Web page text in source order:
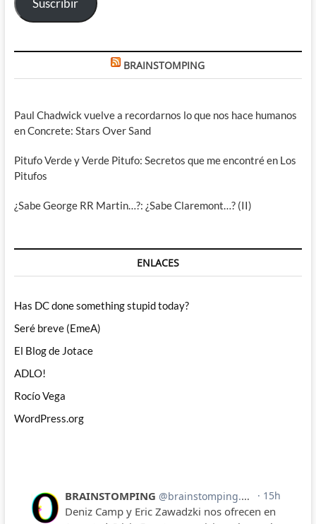
Suscribir
BRAINSTOMPING
Paul Chadwick vuelve a recordarnos lo que nos hace humanos
en Concrete: Stars Over Sand
Pitufo Verde y Verde Pitufo: Secretos que me encontré en Los
Pitufos
¿Sabe George RR Martin…?: ¿Sabe Claremont…? (II)
ENLACES
Has DC done something stupid today?
Seré breve (EmeA)
El Blog de Jotace
ADLO!
Rocío Vega
WordPress.org